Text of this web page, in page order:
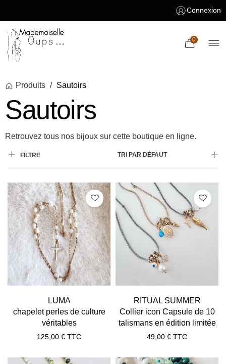
Connexion
0
Produits / Sautoirs
Sautoirs
Retrouvez tous nos bijoux sur cette boutique en ligne.
FILTRE TRI PAR DÉFAUT
LUMA
chapelet perles de culture
véritables
125,00 € TTC
RITUAL SUMMER
Collier icon Capsule de 10
talismans en édition limitée
49,00 € TTC